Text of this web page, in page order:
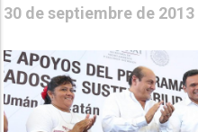
30 de septiembre de 2013